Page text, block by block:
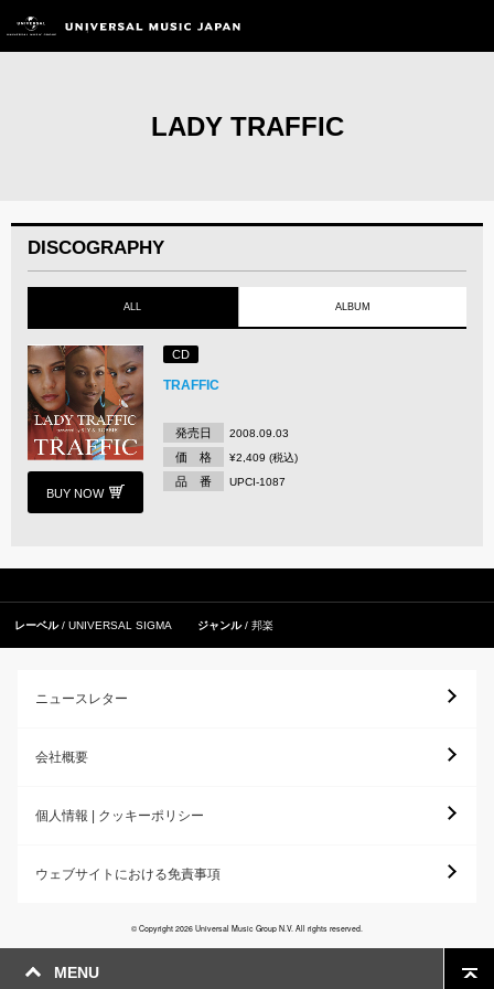
LADY TRAFFIC
MENU
DISCOGRAPHY
ALL ALBUM
BUY NOW
CD
TRAFFIC
発売日 2008.09.03
価 格 ¥2,409 (税込)
品 番 UPCI-1087
レーベル UNIVERSAL SIGMA ジャンル 邦楽
ニュースレター
会社概要
個人情報 | クッキーポリシー
ウェブサイトにおける免責事項
© Copyright 2026 Universal Music Group N.V. All rights reserved.